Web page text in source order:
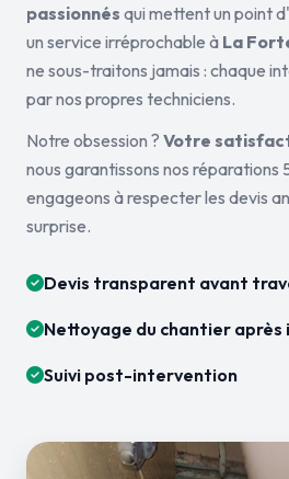
passionnés qui mettent un point
un service irréprochable à La
ne sous-traitons jamais : chaque
par nos propres techniciens.
Notre obsession ? Votre
nous garantissons nos réparations
engageons à respecter les devis
surprise.
Devis transparent avant
Nettoyage du chantier
Suivi post-intervention